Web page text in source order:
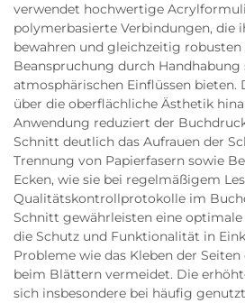
verwendet hochwertige
polymerbasierte Verbindungen, die
bewahren und gleichzeitig robusten
Beanspruchung durch Handhabung
atmosphärischen Einflüssen bieten.
über die oberflächliche Ästhetik
Anwendung reduziert der
Schnitt deutlich das Aufrauen der
Trennung von Papierfasern sowie
Ecken, wie sie bei regelmäßigem
Qualitätskontrollprotokolle im
Schnitt gewährleisten eine
die Schutz und Funktionalität in
Probleme wie das Kleben der
beim Blättern vermeidet. Die
sich insbesondere bei häufig